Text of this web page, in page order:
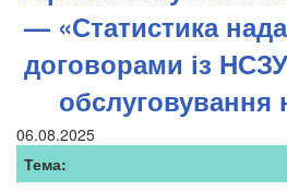
— «Статистика
договорами із
обслуговування
06.08.2025
Тема: